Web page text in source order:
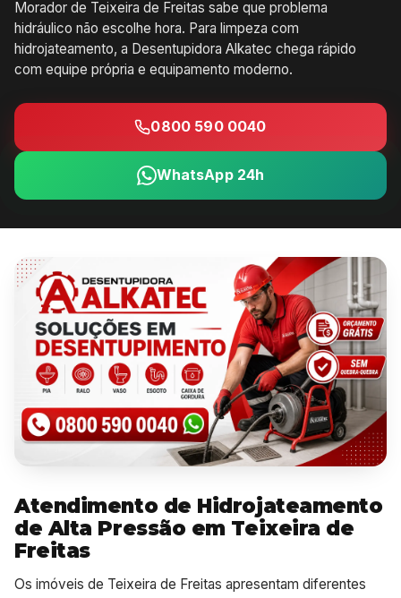
Morador de Teixeira de Freitas sabe que problema
hidráulico não escolhe hora. Para limpeza com
hidrojateamento, a Desentupidora Alkatec chega rápido
com equipe própria e equipamento moderno.
0800 590 0040
WhatsApp 24h
Atendimento de Hidrojateamento
de Alta Pressão em Teixeira de
Freitas
Os imóveis de Teixeira de Freitas apresentam diferentes